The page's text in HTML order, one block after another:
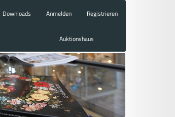
Downloads Anmelden Registrieren
Auktionshaus